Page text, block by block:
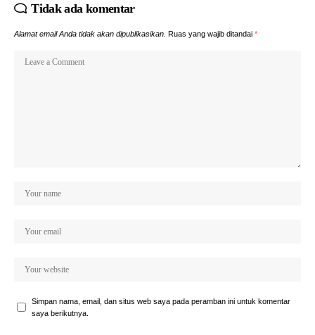
Tidak ada komentar
Alamat email Anda tidak akan dipublikasikan. Ruas yang wajib ditandai *
Simpan nama, email, dan situs web saya pada peramban ini untuk komentar
saya berikutnya.